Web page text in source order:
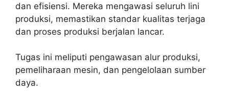
dan efisiensi. Mereka mengawasi seluruh lini
produksi, memastikan standar kualitas terjaga
dan proses produksi berjalan lancar.
Tugas ini meliputi pengawasan alur produksi,
pemeliharaan mesin, dan pengelolaan sumber
daya.